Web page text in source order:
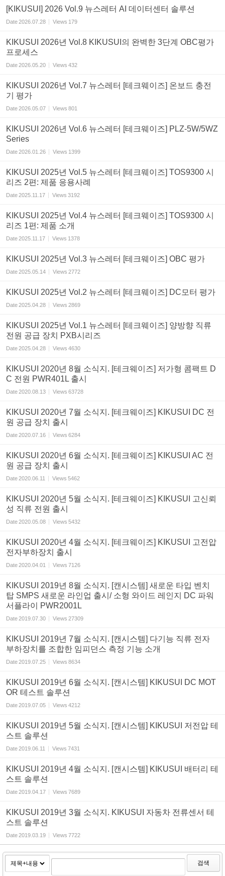
[KIKUSUI] 2026 Vol.9 뉴스레터 AI 데이터센터 솔루션
Date2026.07.28 Views 179
KIKUSUI 2026년 Vol.8 KIKUSUI의 완벽한 3단계 OBC평가
프로세스
Date2026.05.20 Views 432
KIKUSUI 2026년 Vol.7 뉴스레터 [테크웨이즈] 온보드 충전
기 평가
Date2026.05.07 Views 801
KIKUSUI 2026년 Vol.6 뉴스레터 [테크웨이즈] PLZ-5W/5WZ
Series
Date2026.01.26 Views 1399
KIKUSUI 2025년 Vol.5 뉴스레터 [테크웨이즈] TOS9300 시
리즈 2편: 제품 응용사례
Date2025.11.17 Views 3192
KIKUSUI 2025년 Vol.4 뉴스레터 [테크웨이즈] TOS9300 시
리즈 1편: 제품 소개
Date2025.11.17 Views 1378
KIKUSUI 2025년 Vol.3 뉴스레터 [테크웨이즈] OBC 평가
Date2025.05.14 Views 2772
KIKUSUI 2025년 Vol.2 뉴스레터 [테크웨이즈] DC모터 평가
Date2025.04.28 Views 2869
KIKUSUI 2025년 Vol.1 뉴스레터 [테크웨이즈] 양방향 직류
전원 공급 장치 PXB시리즈
Date2025.04.28 Views 4630
KIKUSUI 2020년 8월 소식지. [테크웨이즈] 저가형 콤팩트 D
C 전원 PWR401L 출시
Date2020.08.13 Views 63728
KIKUSUI 2020년 7월 소식지. [테크웨이즈] KIKUSUI DC 전
원 공급 장치 출시
Date2020.07.16 Views 6284
KIKUSUI 2020년 6월 소식지. [테크웨이즈] KIKUSUI AC 전
원 공급 장치 출시
Date2020.06.11 Views 5462
KIKUSUI 2020년 5월 소식지. [테크웨이즈] KIKUSUI 고신뢰
성 직류 전원 출시
Date2020.05.08 Views 5432
KIKUSUI 2020년 4월 소식지. [테크웨이즈] KIKUSUI 고전압
전자부하장치 출시
Date2020.04.01 Views 7126
KIKUSUI 2019년 8월 소식지. [캔시스템] 새로운 타입 벤치
탑 SMPS 새로운 라인업 출시/ 소형 와이드 레인지 DC 파워
서플라이 PWR2001L
Date2019.07.30 Views 27309
KIKUSUI 2019년 7월 소식지. [캔시스템] 다기능 직류 전자
부하장치를 조합한 임피던스 측정 기능 소개
Date2019.07.25 Views 8634
KIKUSUI 2019년 6월 소식지. [캔시스템] KIKUSUI DC MOT
OR 테스트 솔루션
Date2019.07.05 Views 4212
KIKUSUI 2019년 5월 소식지. [캔시스템] KIKUSUI 저전압 테
스트 솔루션
Date2019.06.11 Views 7431
KIKUSUI 2019년 4월 소식지. [캔시스템] KIKUSUI 배터리 테
스트 솔루션
Date2019.04.17 Views 7689
KIKUSUI 2019년 3월 소식지. KIKUSUI 자동차 전류센서 테
스트 솔루션
Date2019.03.19 Views 7722
검색